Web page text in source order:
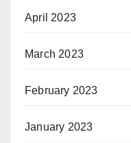
April 2023
March 2023
February 2023
January 2023